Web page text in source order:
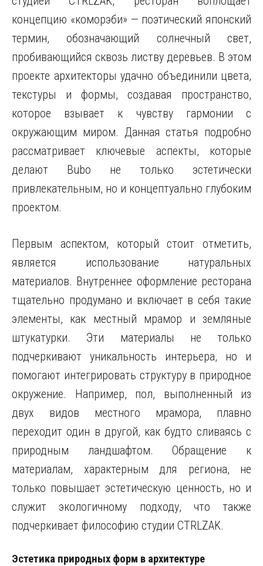
концепцию «коморэби» — поэтический японский
термин, обозначающий солнечный свет,
пробивающийся сквозь листву деревьев. В этом
проекте архитекторы удачно объединили цвета,
текстуры и формы, создавая пространство,
которое взывает к чувству гармонии с
окружающим миром. Данная статья подробно
рассматривает ключевые аспекты, которые
делают Bubo не только эстетически
привлекательным, но и концептуально глубоким
проектом.
Первым аспектом, который стоит отметить,
является использование натуральных
материалов. Внутреннее оформление ресторана
тщательно продумано и включает в себя такие
элементы, как местный мрамор и земляные
штукатурки. Эти материалы не только
подчеркивают уникальность интерьера, но и
помогают интегрировать структуру в природное
окружение. Например, пол, выполненный из
двух видов местного мрамора, плавно
переходит один в другой, как будто сливаясь с
природным ландшафтом. Обращение к
материалам, характерным для региона, не
только повышает эстетическую ценность, но и
служит экологичному подходу, что также
подчеркивает философию студии CTRLZAK.
Эстетика природных форм в архитектуре